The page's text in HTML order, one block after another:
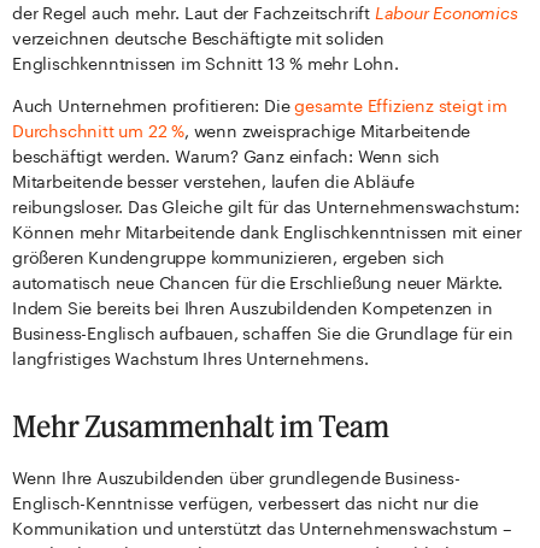
der Regel auch mehr. Laut der Fachzeitschrift Labour Economics
verzeichnen deutsche Beschäftigte mit soliden
Englischkenntnissen im Schnitt 13 % mehr Lohn.
Auch Unternehmen profitieren: Diegesamte Effizienz steigt im
Durchschnitt um 22 %, wenn zweisprachige Mitarbeitende
beschäftigt werden. Warum? Ganz einfach: Wenn sich
Mitarbeitende besser verstehen, laufen die Abläufe
reibungsloser. Das Gleiche gilt für das Unternehmenswachstum:
Können mehr Mitarbeitende dank Englischkenntnissen mit einer
größeren Kundengruppe kommunizieren, ergeben sich
automatisch neue Chancen für die Erschließung neuer Märkte.
Indem Sie bereits bei Ihren Auszubildenden Kompetenzen in
Business-Englisch aufbauen, schaffen Sie die Grundlage für ein
langfristiges Wachstum Ihres Unternehmens.
Mehr Zusammenhalt im Team
Wenn Ihre Auszubildenden über grundlegende Business-
Englisch-Kenntnisse verfügen, verbessert das nicht nur die
Kommunikation und unterstützt das Unternehmenswachstum –